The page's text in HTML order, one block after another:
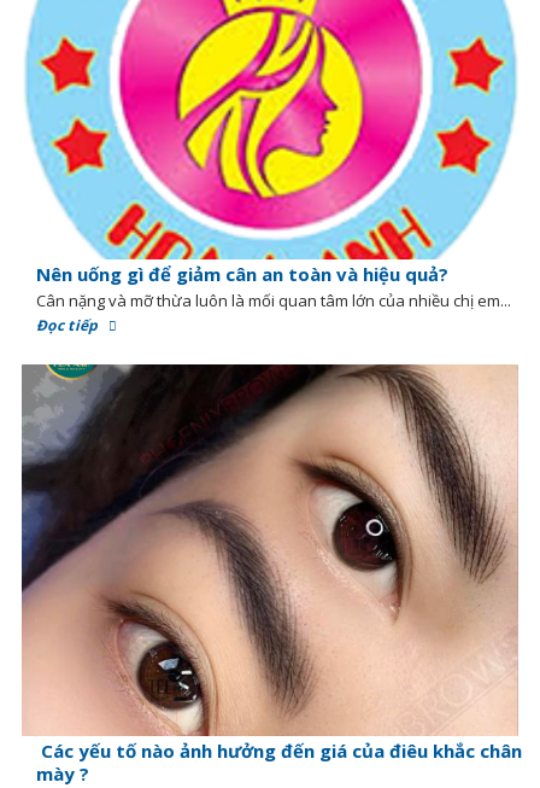
Nên uống gì để giảm cân an toàn và hiệu quả?
Cân nặng và mỡ thừa luôn là mối quan tâm lớn của nhiều chị em...
Đọc tiếp
Các yếu tố nào ảnh hưởng đến giá của điêu khắc chân
mày ?